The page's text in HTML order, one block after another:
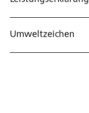
Umweltzeichen